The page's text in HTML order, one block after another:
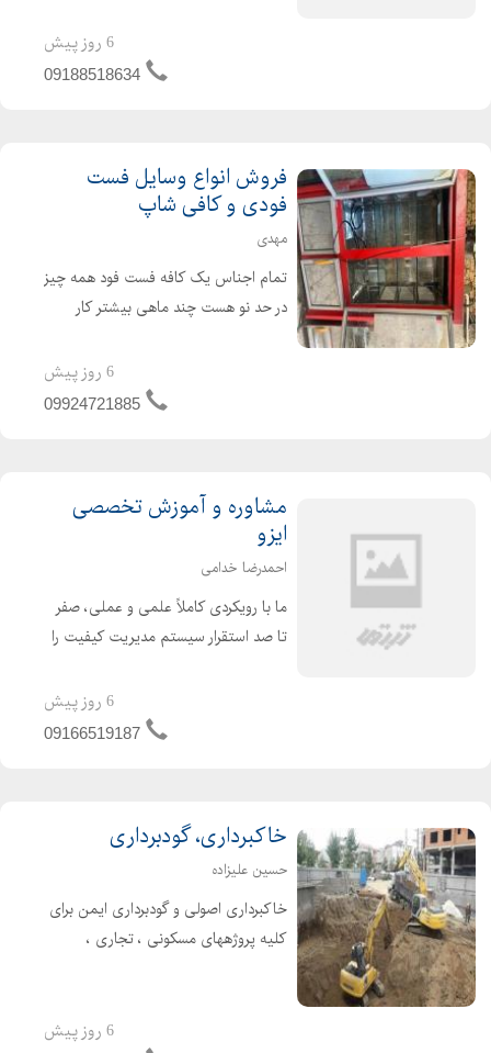
6 روز پیش
09188518634
فروش انواع وسایل فست
فودی و کافی شاپ
مهدی
تمام اجناس یک کافه فست فود همه چیز
در حد نو هست چند ماهی بیشتر کار
6 روز پیش
09924721885
مشاوره و آموزش تخصصی
ایزو
احمدرضا خدامی
ما با رویکردی کاملاً علمی و عملی، صفر
تا صد استقرار سیستم مدیریت کیفیت را
راهبری می کنیم. تمرکز ما بر ایجاد
سیستمی است که از نقطه شروع تا
6 روز پیش
09166519187
خاکبرداری، گودبرداری
حسین علیزاده
خاکبرداری اصولی و گودبرداری ایمن برای
کلیه پروژههای مسکونی ، تجاری ،
کامل استانداردهای ایمنی · عملیات
6 روز پیش